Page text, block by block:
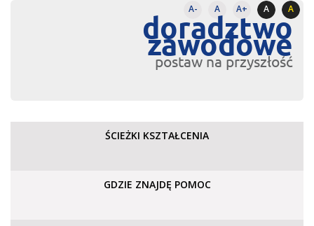
A- A A+ A A
doradztwo
zawodowe
postaw na przyszłość
ŚCIEŻKI KSZTAŁCENIA
GDZIE ZNAJDĘ POMOC